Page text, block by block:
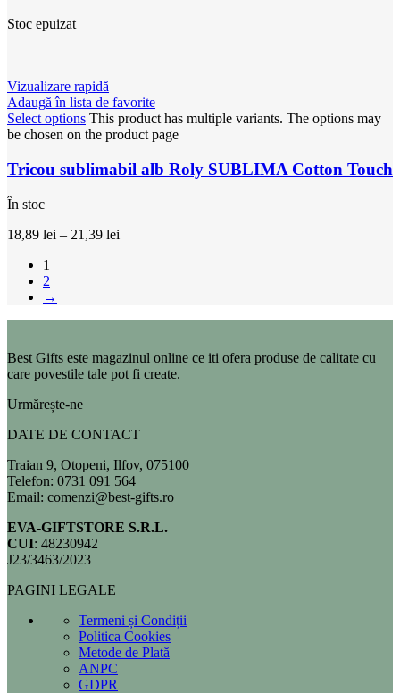
Stoc epuizat
Vizualizare rapidă
Adaugă în lista de favorite
Select options This product has multiple variants. The options may
be chosen on the product page
Tricou sublimabil alb Roly SUBLIMA Cotton Touch
În stoc
18,89 lei – 21,39 lei
1
2
→
Best Gifts este magazinul online ce iti ofera produse de calitate cu
care povestile tale pot fi create.
Urmărește-ne
DATE DE CONTACT
Traian 9, Otopeni, Ilfov, 075100
Telefon: 0731 091 564
Email: comenzi@best-gifts.ro
EVA-GIFTSTORE S.R.L.
CUI: 48230942
J23/3463/2023
PAGINI LEGALE
Termeni și Condiții
Politica Cookies
Metode de Plată
ANPC
GDPR